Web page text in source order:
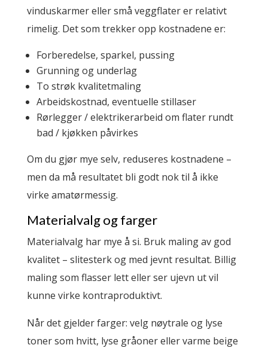
vinduskarmer eller små veggflater er relativt
rimelig. Det som trekker opp kostnadene er:
Forberedelse, sparkel, pussing
Grunning og underlag
To strøk kvalitetmaling
Arbeidskostnad, eventuelle stillaser
Rørlegger / elektrikerarbeid om flater rundt
bad / kjøkken påvirkes
Om du gjør mye selv, reduseres kostnadene –
men da må resultatet bli godt nok til å ikke
virke amatørmessig.
Materialvalg og farger
Materialvalg har mye å si. Bruk maling av god
kvalitet – slitesterk og med jevnt resultat. Billig
maling som flasser lett eller ser ujevn ut vil
kunne virke kontraproduktivt.
Når det gjelder farger: velg nøytrale og lyse
toner som hvitt, lyse gråoner eller varme beige